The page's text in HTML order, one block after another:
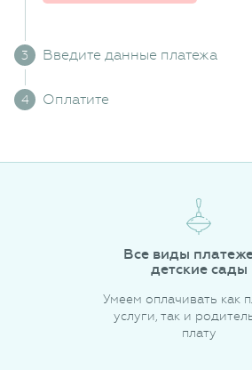
Введите данные платежа
Оплатите
Все виды
детские сады
Умеем оплачивать как
услуги, так и
плату